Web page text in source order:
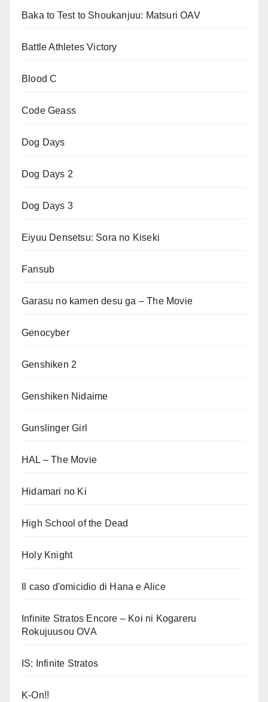
Baka to Test to Shoukanjuu: Matsuri OAV
Battle Athletes Victory
Blood C
Code Geass
Dog Days
Dog Days 2
Dog Days 3
Eiyuu Densetsu: Sora no Kiseki
Fansub
Garasu no kamen desu ga – The Movie
Genocyber
Genshiken 2
Genshiken Nidaime
Gunslinger Girl
HAL – The Movie
Hidamari no Ki
High School of the Dead
Holy Knight
Il caso d'omicidio di Hana e Alice
Infinite Stratos Encore – Koi ni Kogareru
Rokujuusou OVA
IS: Infinite Stratos
K-On!!